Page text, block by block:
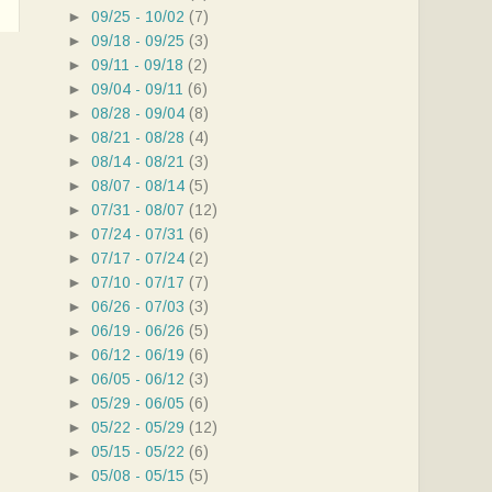
► 09/25 - 10/02 (7)
► 09/18 - 09/25 (3)
► 09/11 - 09/18 (2)
► 09/04 - 09/11 (6)
► 08/28 - 09/04 (8)
► 08/21 - 08/28 (4)
► 08/14 - 08/21 (3)
► 08/07 - 08/14 (5)
► 07/31 - 08/07 (12)
► 07/24 - 07/31 (6)
► 07/17 - 07/24 (2)
► 07/10 - 07/17 (7)
► 06/26 - 07/03 (3)
► 06/19 - 06/26 (5)
► 06/12 - 06/19 (6)
► 06/05 - 06/12 (3)
► 05/29 - 06/05 (6)
► 05/22 - 05/29 (12)
► 05/15 - 05/22 (6)
► 05/08 - 05/15 (5)